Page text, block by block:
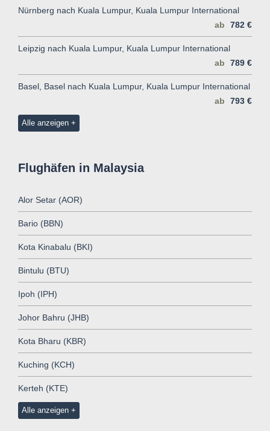
Nürnberg nach Kuala Lumpur, Kuala Lumpur International
ab
782 €
Leipzig nach Kuala Lumpur, Kuala Lumpur International
ab
789 €
Basel, Basel nach Kuala Lumpur, Kuala Lumpur International
ab
793 €
Alle anzeigen
Flughäfen in Malaysia
Alor Setar (AOR)
Bario (BBN)
Kota Kinabalu (BKI)
Bintulu (BTU)
Ipoh (IPH)
Johor Bahru (JHB)
Kota Bharu (KBR)
Kuching (KCH)
Kerteh (KTE)
Alle anzeigen